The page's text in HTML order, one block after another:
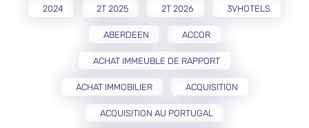
2024 2T 2025 2T 2026 3VHOTELS
ABERDEEN ACCOR
ACHAT IMMEUBLE DE RAPPORT
ACHAT IMMOBILIER ACQUISITION
ACQUISITION AU PORTUGAL